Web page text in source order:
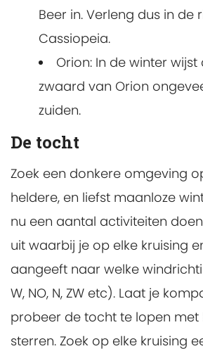
Beer in. Verleng dus in de
Cassiopeia.
Orion: In de winter
zwaard van Orion
zuiden.
De tocht
Zoek een donkere omgeving
heldere, en liefst maanloze
nu een aantal activiteiten
uit waarbij je op elke kruising
aangeeft naar welke
W, NO, N, ZW etc). Laat je
probeer de tocht te lopen met
sterren. Zoek op elke kruising